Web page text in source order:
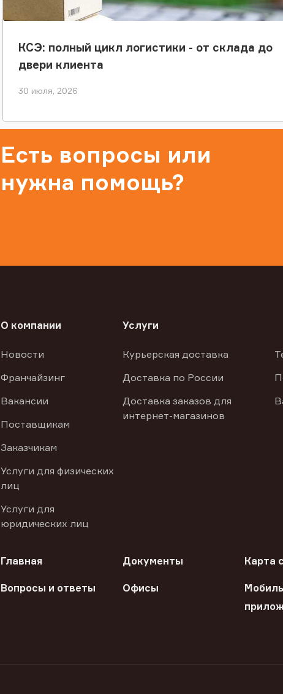
КСЭ: полный цикл логистики - от склада до
двери клиента
30 июля, 2026
Есть вопросы или
нужна помощь?
О компании
Новости
Франчайзинг
Вакансии
Поставщикам
Заказчикам
Услуги для физических
лиц
Услуги для
юридических лиц
Услуги
Курьерская доставка
Доставка по России
Доставка заказов для
интернет-магазинов
Главная Документы Карта
Вопросы и ответы Офисы